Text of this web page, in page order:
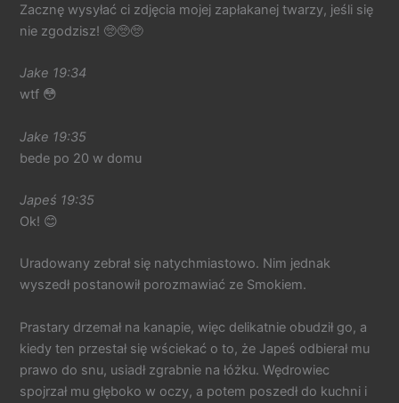
Zacznę wysyłać ci zdjęcia mojej zapłakanej twarzy, jeśli się
nie zgodzisz! 🥺🥺🥺
Jake 19:34
wtf 😳
Jake 19:35
bede po 20 w domu
Japeś 19:35
Ok! 😊
Uradowany zebrał się natychmiastowo. Nim jednak
wyszedł postanowił porozmawiać ze Smokiem.
Prastary drzemał na kanapie, więc delikatnie obudził go, a
kiedy ten przestał się wściekać o to, że Japeś odbierał mu
prawo do snu, usiadł zgrabnie na łóżku. Wędrowiec
spojrzał mu głęboko w oczy, a potem poszedł do kuchni i